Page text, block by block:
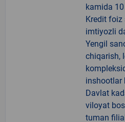
kamida
Kredit foiz
imtiyozli
Yengil
chiqarish,
inshootlar
Davlat
viloyat
tuman